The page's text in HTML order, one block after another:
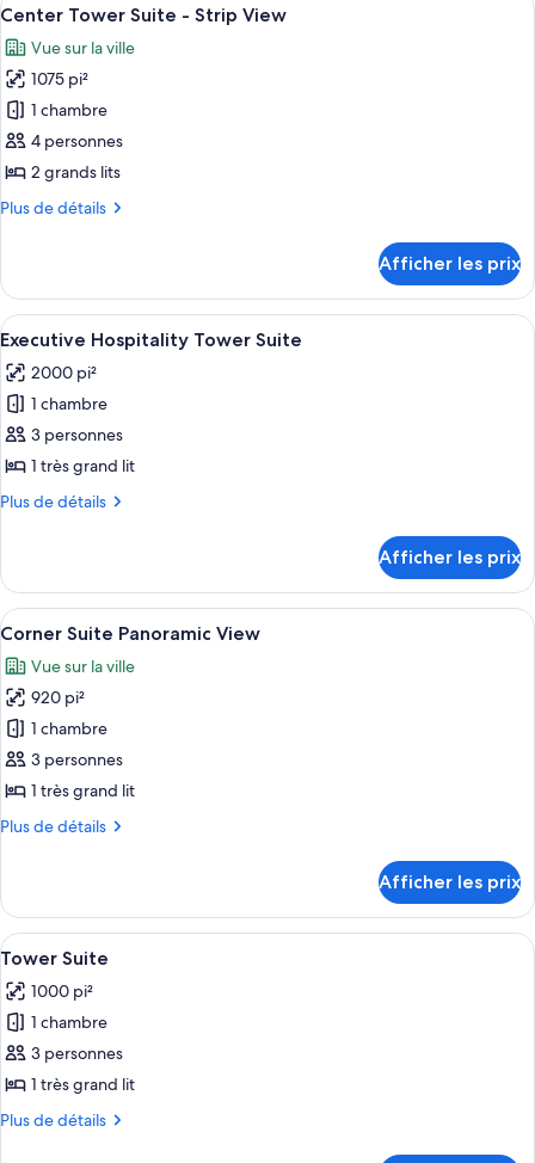
View
Strip
toutes
les
photos
pour
ce
type
chambre :
Suite
-
Strip
View
6
Center Tower Suite - Strip View
Vue sur la ville
1075 pi²
1 chambre
4 personnes
2 grands lits
Plus de détails
Plus
Center
Tower
Suite
Strip
View
Afficher les prix
Afficher
toutes
les
photos
pour
ce
type
Executive
Hospitality
Tower
Suite
6
Executive Hospitality Tower Suite
2000 pi²
1 chambre
3 personnes
1 très grand lit
Plus de détails
Plus
Executive
Hospitality
Tower
Afficher les prix
Afficher
toutes
les
photos
pour
ce
type
chambre :
Panoramic
View
Une chambre d’hôtel avec un
8
Corner Suite Panoramic View
Vue sur la ville
920 pi²
1 chambre
3 personnes
1 très grand lit
Plus de détails
Plus
Corner
Suite
Panoramic
Afficher les prix
Afficher
toutes
les
photos
pour
ce
type
5
Tower Suite
1000 pi²
1 chambre
3 personnes
1 très grand lit
Plus de détails
Plus